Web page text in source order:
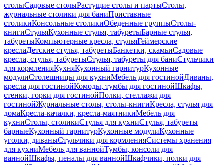
столыСадовые столыРастущие столы и партыСтолы,
журнальные столики для баниПриставные
столикиКонсольные столикиОбеденные группыСтолы-
книгиСтульяКухонные стулья, табуретыБарные стулья,
табуретыКомпьютерные кресла, стульяГеймерские
креслаДетские стулья, табуретыБанкетки, скамьиСадовые
кресла, стулья, табуретыСтулья, табуреты для баниСтульчики
для кормленияКухняКухонный гарнитурКухонные
модулиСтолешницы для кухниМебель для гостинойДиваны,
кресла для гостинойКомоды, тумбы для гостинойШкафы,
стенки, горки для гостинойПолки, стеллажи для
гостинойЖурнальные столы, столы-книгиКресла, стулья для
домаКресла-качалки, кресла-маятникиМебель для
кухниСтолы, столикиСтулья для кухниСтулья, табуреты
барныеКухонный гарнитурКухонные модулиКухонные
уголки, диваныСтульчики для кормленияСистемы хранения
для кухниМебель для ваннойТумбы, консоли для
ваннойШкафы, пеналы для ваннойШкафчики, полки для